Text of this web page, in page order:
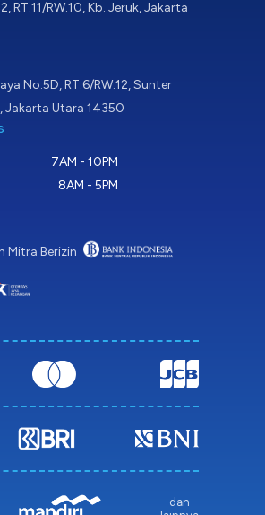
RT.11/RW.10, Kb. Jeruk, Jakarta
No.5D, RT.6/RW.12, Sunter
Jakarta Utara 14350
7AM - 10PM
8AM - 5PM
Mitra Berizin
dan